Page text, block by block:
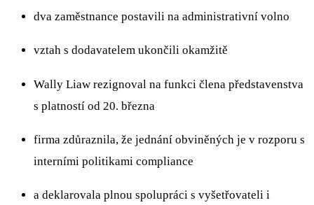
dva zaměstnance postavili na administrativní volno
vztah s dodavatelem ukončili okamžitě
Wally Liaw rezignoval na funkci člena představenstva
s platností od 20. března
firma zdůraznila, že jednání obviněných je v rozporu s
interními politikami compliance
a deklarovala plnou spolupráci s vyšetřovateli i